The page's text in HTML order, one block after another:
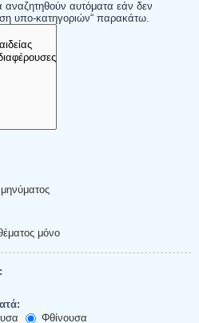
αναζητηθούν αυτόματα εάν δεν
υπο-κατηγοριών“ παρακάτω.
μόνο
Φθίνουσα